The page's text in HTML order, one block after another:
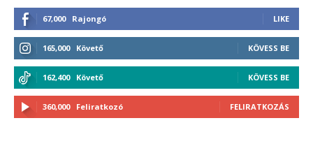
67,000 Rajongó LIKE
165,000 Követő KÖVESS BE
162,400 Követő KÖVESS BE
360,000 Feliratkozó FELIRATKOZÁS